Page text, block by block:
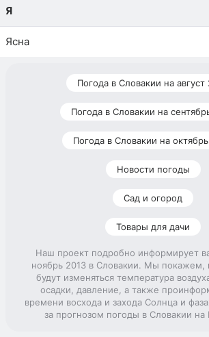
Я
Ясна
Погода в Словакии на август
Погода в Словакии на
Погода в Словакии на
Новости погоды
Сад и огород
Товары для дачи
Наш проект подробно информирует
ноябрь 2013 в Словакии. Мы покажем,
будут изменяться температура
осадки, давление, а также
времени восхода и захода Солнца и
за прогнозом погоды в Словакии на